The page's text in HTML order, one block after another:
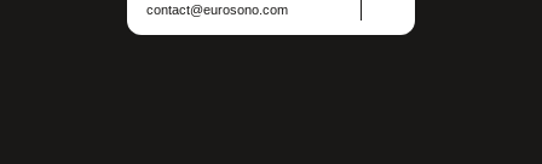
contact@eurosono.com